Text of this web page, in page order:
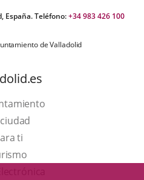
España. Teléfono:+34 983 426 100
de Valladolid
ti
Este